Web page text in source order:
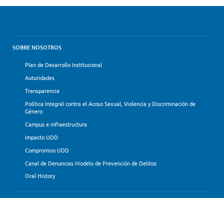
SOBRE NOSOTROS
Plan de Desarrollo Institucional
Autoridades
Transparencia
Política Integral contra el Acoso Sexual, Violencia y Discriminación de
Género
Campus e infraestructura
Impacto UDD
Compromiso UDD
Canal de Denuncias Modelo de Prevención de Delitos
Oral History